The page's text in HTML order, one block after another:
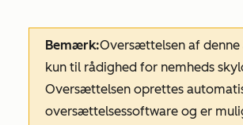
Bemærk:Oversættelsen af
kun til rådighed for nemheds
Oversættelsen oprettes
oversættelsessoftware og er